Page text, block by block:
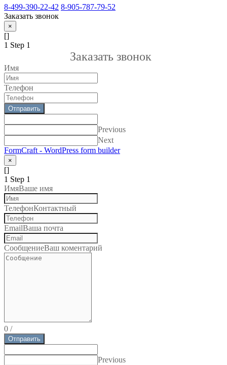
8-499-390-22-42 8-905-787-79-52
Заказать звонок
×
[]
1 Step 1
Заказать звонок
Имя
Телефон
Отправить
Previous
Next
FormCraft - WordPress form builder
×
[]
1 Step 1
ИмяВаше имя
ТелефонКонтактный
EmailВаша почта
СообщениеВаш коментарий
0 /
Отправить
Previous